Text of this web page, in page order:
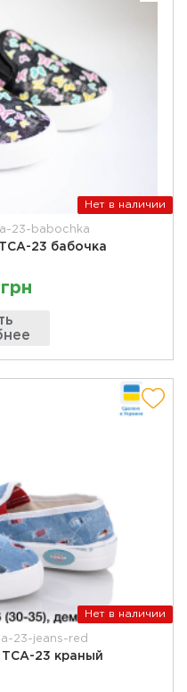
Нет в наличии
23-babochka
23 бабочка
Нет в наличии
23-jeans-red
23 краный